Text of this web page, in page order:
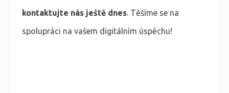
kontaktujte nás ještě dnes. Těšíme se na
spolupráci na vašem digitálním úspěchu!